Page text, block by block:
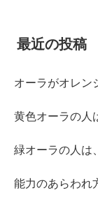
最近の投稿
オーラがオレン
黄色オーラの人
緑オーラの人は
能力のあらわれ